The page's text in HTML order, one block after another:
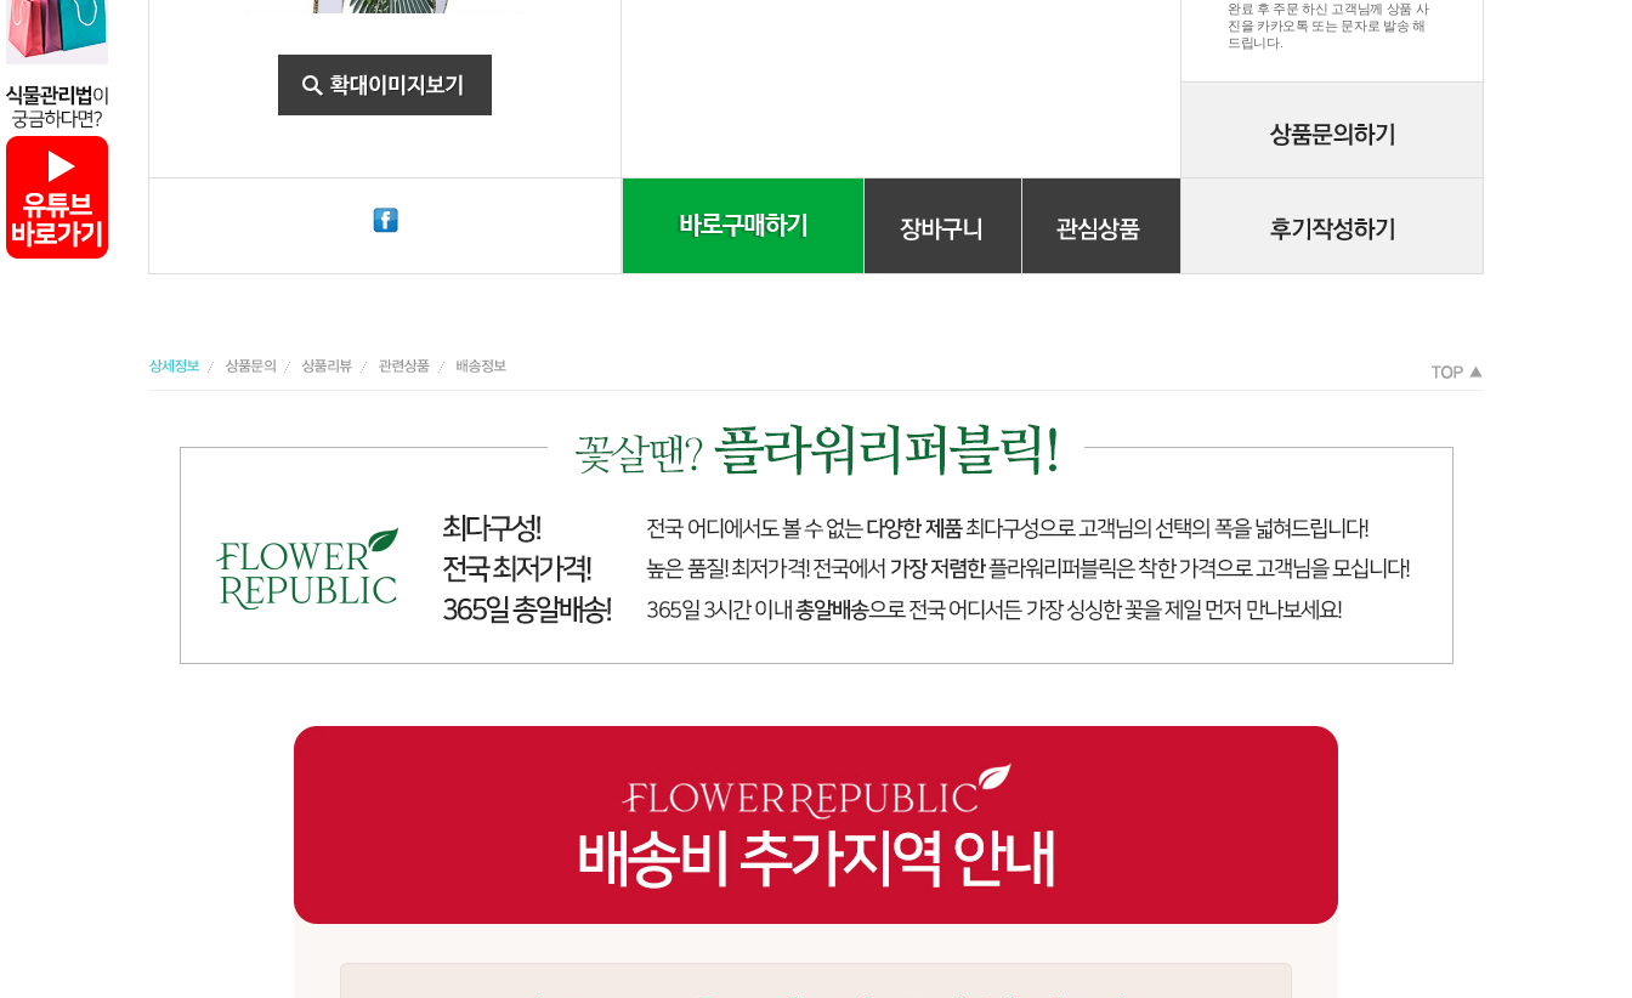
완료 후 주문 하신 고객님께 상품 사
진을 카카오톡 또는 문자로 발송 해
드립니다.